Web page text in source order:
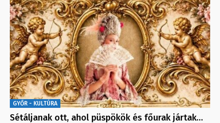
GYŐR - KULTÚRA
Sétáljanak ott, ahol püspökök és főurak jártak…